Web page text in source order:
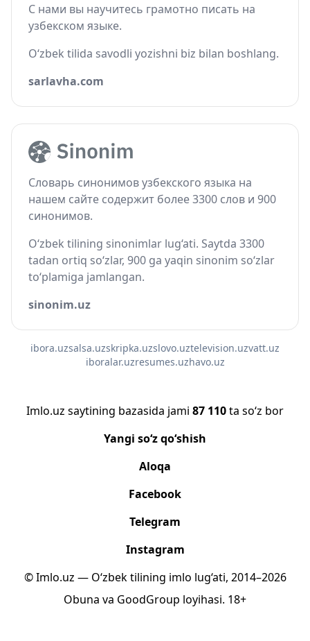
С нами вы научитесь грамотно писать на
узбекском языке.
O‘zbek tilida savodli yozishni biz bilan boshlang.
sarlavha.com
Словарь синонимов узбекского языка на
нашем сайте содержит более 3300 слов и 900
синонимов.
O‘zbek tilining sinonimlar lug‘ati. Saytda 3300
tadan ortiq so‘zlar, 900 ga yaqin sinonim so‘zlar
to‘plamiga jamlangan.
sinonim.uz
ibora.uzsalsa.uzskripka.uzslovo.uztelevision.uzvatt.uz
iboralar.uzresumes.uzhavo.uz
Imlo.uz saytining bazasida jami 87 110ta so‘z bor
Yangi so‘z qo‘shish
Aloqa
Facebook
Telegram
Instagram
© Imlo.uz — O‘zbek tilining imlo lug‘ati, 2014–2026
Obuna va GoodGroup loyihasi. 18+